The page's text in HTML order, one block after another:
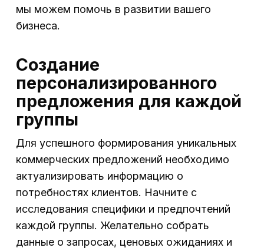
мы можем помочь в развитии вашего
бизнеса.
Создание
персонализированного
предложения для каждой
группы
Для успешного формирования уникальных
коммерческих предложений необходимо
актуализировать информацию о
потребностях клиентов. Начните с
исследования специфики и предпочтений
каждой группы. Желательно собрать
данные о запросах, ценовых ожиданиях и